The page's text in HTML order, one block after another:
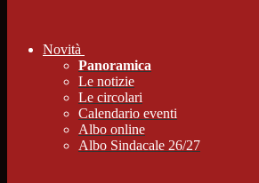
Novità
Panoramica
Le notizie
Le circolari
Calendario eventi
Albo online
Albo Sindacale 26/27